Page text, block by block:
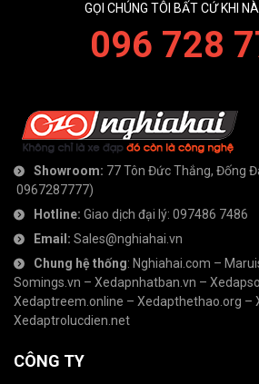
GỌI CHÚNG TÔI BẤT CỨ KHI
096 728
Showroom: 77 Tôn Đức Thắng, Đống
0967287777)
Hotline: Giao dịch đại lý: 097486 7486
Email: Sales@nghiahai.vn
Chung hệ thống: Nghiahai.com –
Somings.vn – Xedapnhatban.vn –
Xedaptreem.online – Xedapthethao.org –
Xedaptrolucdien.net
CÔNG TY